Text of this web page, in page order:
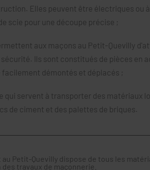
Elles peuvent être électriques ou
scie pour une découpe précise ;
aux maçons au Petit-Quevilly
Ils sont constitués de pièces en
démontés et déplacés ;
qui servent à transporter des matériaux
de ciment et des palettes de briques.
Petit-Quevilly dispose de tous les
travaux de maçonnerie.